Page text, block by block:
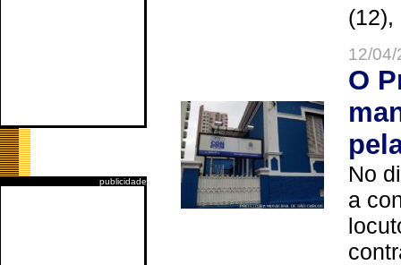
publicidade
(12),
12/
O
No
a